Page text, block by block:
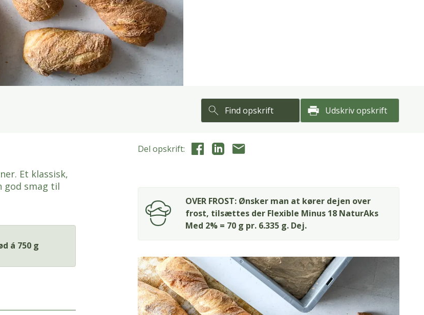
Find opskrift Udskriv opskrift
Et klassisk,
god smag til
á 750 g
Del opskrift:
OVER FROST: Ønsker man at kører dejen over
frost, tilsættes der Flexible Minus 18 NaturAks
Med 2% = 70 g pr. 6.335 g. Dej.